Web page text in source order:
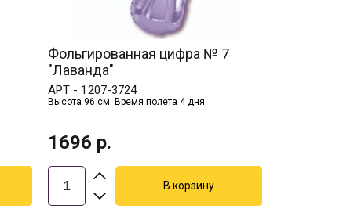
Фольгированная цифра № 7
"Лаванда"
АРТ - 1207-3724
Высота 96 см. Время полета 4 дня
1696 р.